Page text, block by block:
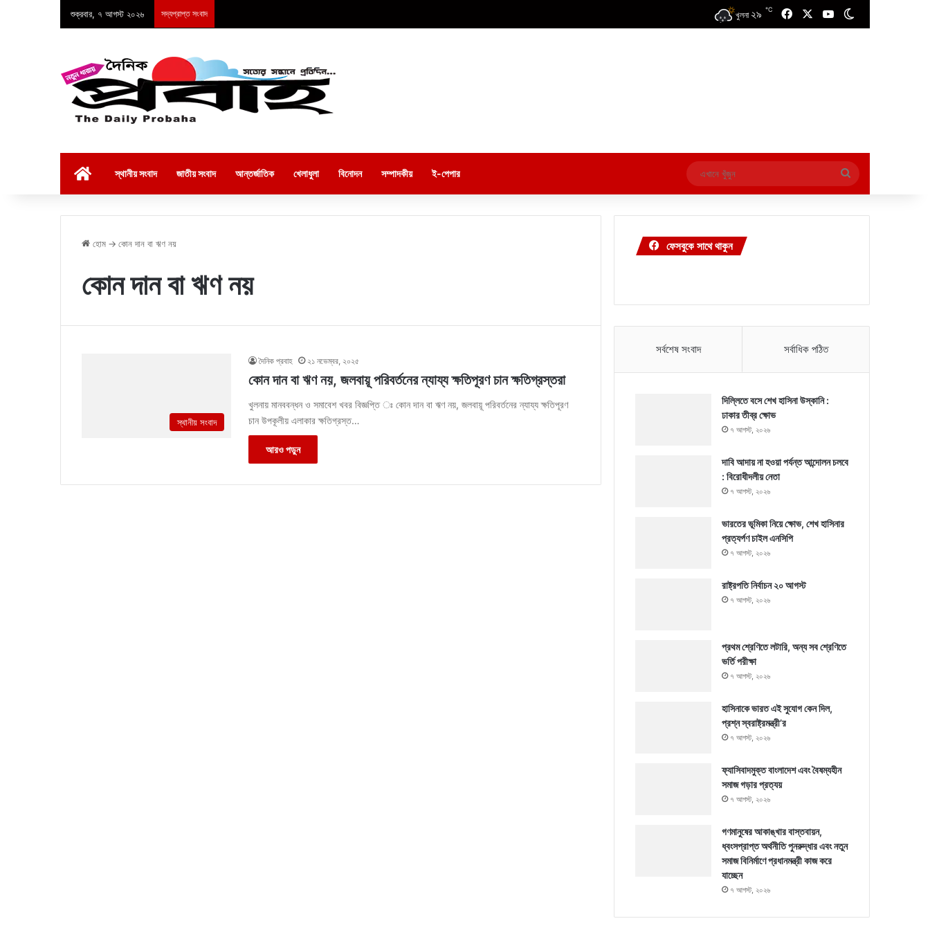
শুক্রবার, ৭ আগস্ট ২০২৬ সদ্যপ্রাপ্ত সংবাদ খুলনা ২৯ ℃ FacebookYouTube
স্থানীয় সংবাদ জাতীয় সংবাদ আন্তর্জাতিক খেলাধুলা বিনোদন সম্পাদকীয় ই-পেপার
এখানে
খুঁজুন
হোম → কোন দান বা ঋণ নয়
কোন দান বা ঋণ নয়
স্থানীয় সংবাদ
দৈনিক প্রবাহ ২১ নভেম্বর, ২০২৫
কোন দান বা ঋণ নয়, জলবায়ূ পরিবর্তনের ন্যায্য ক্ষতিপূরণ চান ক্ষতিগ্রস্তরা
খুলনায় মানববন্ধন ও সমাবেশ খবর বিজ্ঞপ্তি ঃ কোন দান বা ঋণ নয়, জলবায়ূ পরিবর্তনের ন্যায্য ক্ষতিপূরণ
চান উপকূলীয় এলাকার ক্ষতিগ্রস্ত…
আরও পড়ুন
ফেসবুকে সাথে থাকুন
সর্বশেষ সংবাদ সর্বাধিক পঠিত
দিল্লিতে বসে শেখ হাসিনা উস্কানি :
ঢাকার তীব্র ক্ষোভ
৭ আগস্ট, ২০২৬
দাবি আদায় না হওয়া পর্যন্ত আন্দোলন চলবে
: বিরোধীদলীয় নেতা
৭ আগস্ট, ২০২৬
ভারতের ভূমিকা নিয়ে ক্ষোভ, শেখ হাসিনার
প্রত্যর্পণ চাইল এনসিপি
৭ আগস্ট, ২০২৬
রাষ্ট্রপতি নির্বাচন ২০ আগস্ট
৭ আগস্ট, ২০২৬
প্রথম শ্রেণিতে লটারি, অন্য সব শ্রেণিতে
ভর্তি পরীক্ষা
৭ আগস্ট, ২০২৬
হাসিনাকে ভারত এই সুযোগ কেন দিল,
প্রশ্ন স্বরাষ্ট্রমন্ত্রী’র
৭ আগস্ট, ২০২৬
ফ্যাসিবাদমুক্ত বাংলাদেশ এবং বৈষম্যহীন
সমাজ গড়ার প্রত্যয়
৭ আগস্ট, ২০২৬
গণমানুষের আকাঙ্খার বাস্তবায়ন,
ধ্বংসপ্রাপ্ত অর্থনীতি পুনরুদ্ধার এবং নতুন
সমাজ বিনির্মাণে প্রধানমন্ত্রী কাজ করে
যাচ্ছেন
৭ আগস্ট, ২০২৬